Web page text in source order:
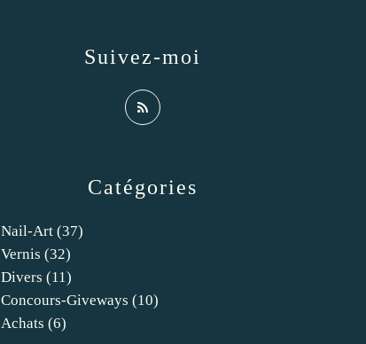
Catégories
Nail-Art (37)
Vernis (32)
Divers (11)
Concours-Giveways (10)
Achats (6)
Suivez-moi